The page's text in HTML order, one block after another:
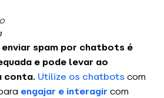
enviar spam por chatbots é
e pode levar ao
conta. Utilize os chatbots com
engajar e interagir com